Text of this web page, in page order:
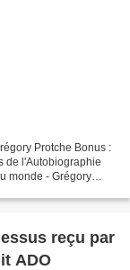
Protche Bonus :
de l'Autobiographie
monde - Grégory
reçu par
ADO